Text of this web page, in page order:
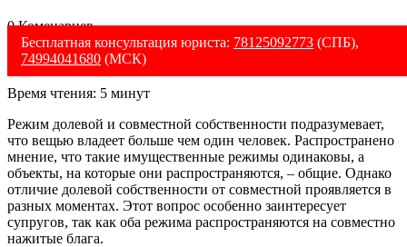
0 Коменариев
Бесплатная консультация юриста: 78125092773 (СПБ),
74994041680 (МСК)
Время чтения: 5 минут
Режим долевой и совместной собственности подразумевает,
что вещью владеет больше чем один человек. Распространено
мнение, что такие имущественные режимы одинаковы, а
объекты, на которые они распространяются, – общие. Однако
отличие долевой собственности от совместной проявляется в
разных моментах. Этот вопрос особенно заинтересует
супругов, так как оба режима распространяются на совместно
нажитые блага.